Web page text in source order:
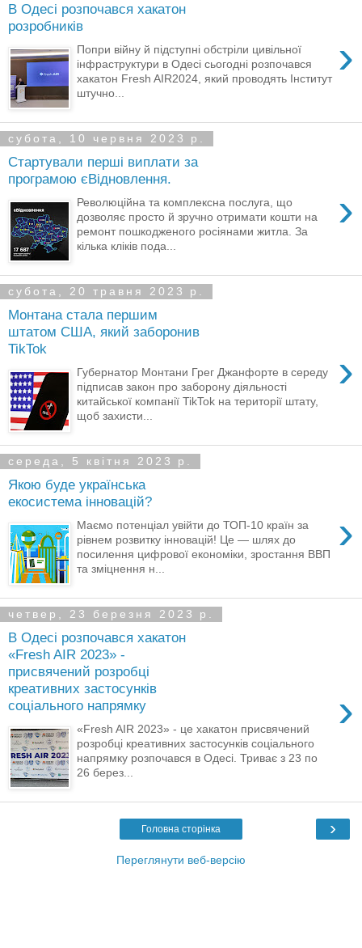
В Одесі розпочався хакатон
розробників
›
Попри війну й підступні обстріли цивільної
інфраструктури в Одесі сьогодні розпочався
хакатон Fresh AIR2024, який проводять Інститут
штучно...
субота, 10 червня 2023 р.
Стартували перші виплати за
програмою єВідновлення.
›
Революційна та комплексна послуга, що
дозволяє просто й зручно отримати кошти на
ремонт пошкодженого росіянами житла. За
кілька кліків пода...
субота, 20 травня 2023 р.
Монтана стала першим
штатом США, який заборонив
TikTok
›
Губернатор Монтани Грег Джанфорте в середу
підписав закон про заборону діяльності
китайської компанії TikTok на території штату,
щоб захисти...
середа, 5 квітня 2023 р.
Якою буде українська
екосистема інновацій?
›
Маємо потенціал увійти до ТОП-10 країн за
рівнем розвитку інновацій! Це — шлях до
посилення цифрової економіки, зростання ВВП
та зміцнення н...
четвер, 23 березня 2023 р.
В Одесі розпочався хакатон
«Fresh AIR 2023» -
присвячений розробці
креативних застосунків
соціального напрямку
›
«Fresh AIR 2023» - це хакатон присвячений
розробці креативних застосунків соціального
напрямку розпочався в Одесі. Триває з 23 по
26 берез...
›
Головна сторінка
Переглянути веб-версію